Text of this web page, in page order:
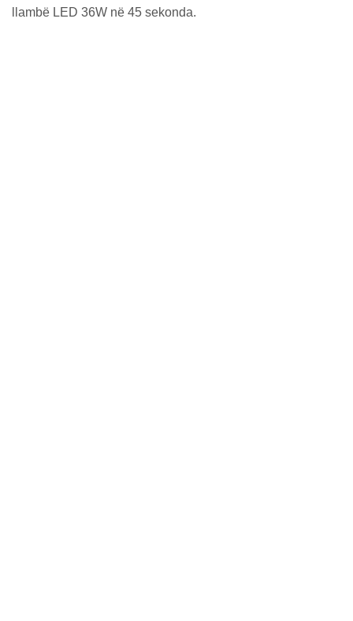
llambë LED 36W në 45 sekonda.